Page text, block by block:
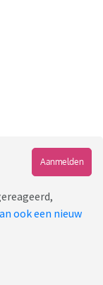
Aanmelden
ook een nieuw